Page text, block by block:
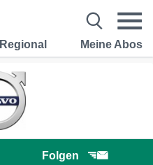
Regional Meine Abos
Folgen